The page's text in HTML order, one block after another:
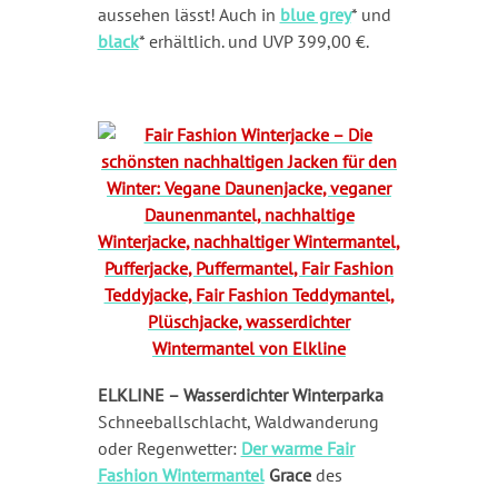
aussehen lässt! Auch in blue grey* und
black* erhältlich. und UVP 399,00 €.
ELKLINE – Wasserdichter Winterparka
Schneeballschlacht, Waldwanderung
oder Regenwetter: Der warme Fair
Fashion Wintermantel Gracedes